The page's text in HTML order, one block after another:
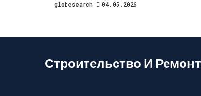
globesearch 04.05.2026
Строительство И Ремонт